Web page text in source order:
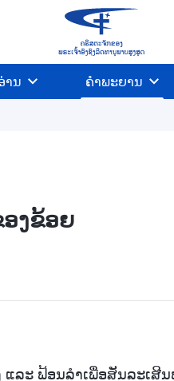
ານ ຄຳພະຍານ
ງຂ້ອຍ
ລະ ຟ້ອນລໍາເພື່ອສັນລະເສີ